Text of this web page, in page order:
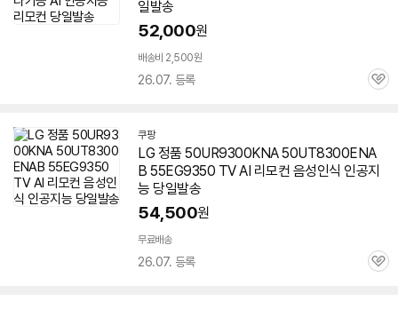
일발송
52,000원
배송비 2,500원
26.07. 등록
관
쿠팡
LG 정품 50UR9300KNA 50UT8300ENA
B 55EG9350 TV AI 리모컨 음성인식 인공지
능 당일발송
54,500원
무료배송
26.07. 등록
관